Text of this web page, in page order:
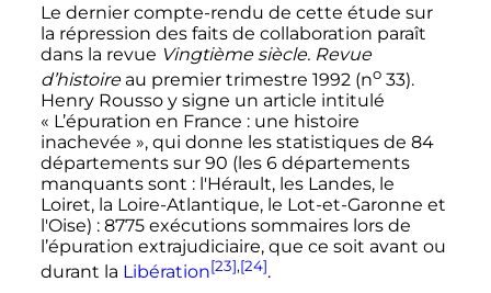
Le dernier compte-rendu de cette étude sur
la répression des faits de collaboration paraît
dans la revue Vingtième siècle. Revue
d’histoireau premier trimestre 1992 (no 33).
Henry Rousso y signe un article intitulé
« L’épuration en France : une histoire
inachevée », qui donne les statistiques de 84
départements sur 90 (les 6 départements
manquants sont : l'Hérault, les Landes, le
Loiret, la Loire-Atlantique, le Lot-et-Garonne et
l'Oise) : 8775 exécutions sommaires lors de
l’épuration extrajudiciaire, que ce soit avant ou
durant la Libération[23],[24].